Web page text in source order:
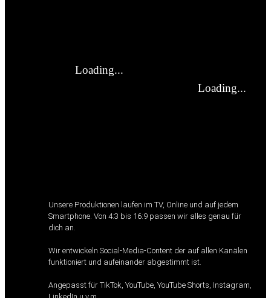
Unsere Produktionen laufen im TV, Online und auf jedem
Smartphone. Von 4:3 bis 16:9 passen wir alles genau für
dich an.
Wir entwickeln Social-Media-Content der auf allen Kanälen
funktioniert und aufeinander abgestimmt ist.
Angepasst für TikTok, YouTube, YouTube Shorts, Instagram,